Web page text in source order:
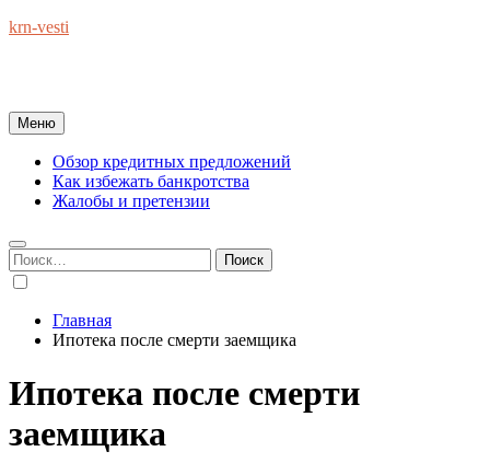
Перейти
krn-vesti
Меню
Обзор кредитных предложений
Как избежать банкротства
Жалобы и претензии
Найти:
Главная
Ипотека после смерти заемщика
Ипотека после смерти
заемщика